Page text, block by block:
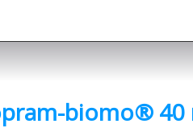
biomo® 40